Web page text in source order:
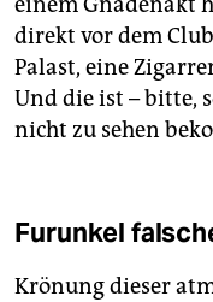
direkt vor dem
Palast, eine
Und die ist – bitte,
nicht zu sehen
Furunkel
Krönung dieser